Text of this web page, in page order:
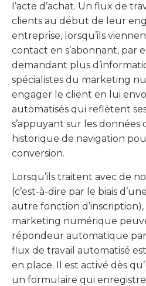
l’acte d’achat. Un flux de
clients au début de leur
entreprise, lorsqu’ils
contact en s’abonnant, par
demandant plus
spécialistes du marketing
engager le client en lui
automatisés qui reflètent
s’appuyant sur les données
historique de navigation
conversion.
Lorsqu’ils traitent avec de
(c’est-à-dire par le biais
autre fonction d’inscription),
marketing numérique
répondeur automatique
flux de travail automatisé
en place. Il est activé dès
un formulaire qui